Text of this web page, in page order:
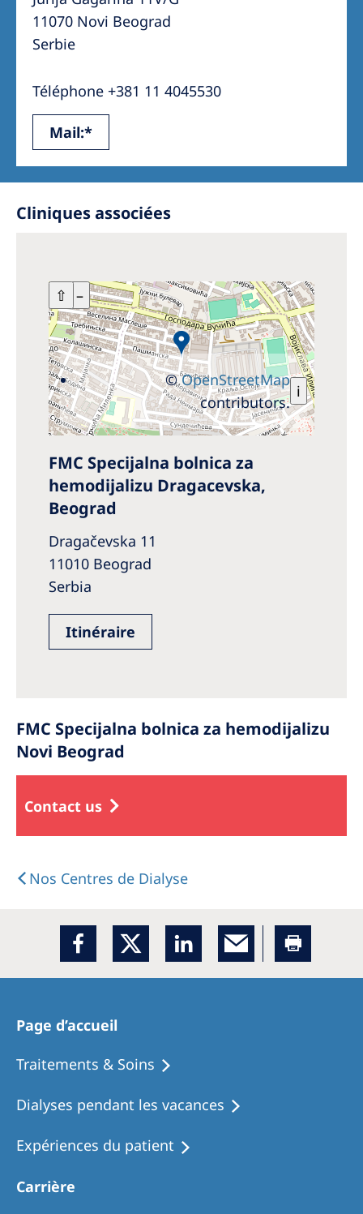
11070 Novi Beograd
Serbie
Téléphone +381 11 4045530
Mail:*
Cliniques associées
+ –
⇧
i
©OpenStreetMap
contributors.
FMC Specijalna bolnica za
hemodijalizu Dragacevska,
Beograd
Dragačevska 11
11010 Beograd
Serbia
Itinéraire
FMC Specijalna bolnica za hemodijalizu
Novi Beograd
Contact us
Nos Centres de Dialyse
Page d’accueil
Traitements & Soins
Dialyses pendant les vacances
Expériences du patient
Carrière